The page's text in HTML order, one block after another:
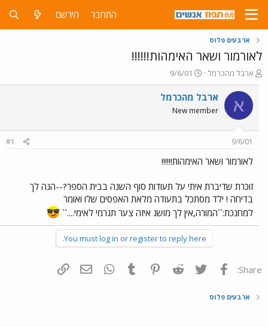
התחבר הירשם
ארבעים פלוס
לאורמור ושאר האימהות!!!!!!
פ
ו
ת
ח
ה
ש
א
ארבל מהכרמל
פ
ו
ר
ם
ר
9/6/01
א ארבל מהכרמל
New member
9/6/01
#1
לאורמור ושאר האימהות!!!!!!
זוכרת שדיברת איתי על תעודות סוף השנה בבית הספר?--הנה לך
בדיחה ! ילד מסתכל בתעודה מלאת האפסים שלו ואומר
למחנכת:``המורה,אין לך מושג איזה צער תגרמי לאימי....``
You must log in or register to reply here.
Share: פייסבוק Twitter
Reddit
Pinterest
Tumblr
WhatsAppדואר אלקטרוני
ארבעים פלוס